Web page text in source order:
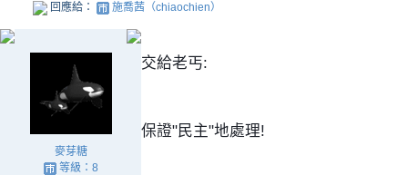
回應給： 施喬茜（chiaochien）
麥芽糖
等級：8
交給老丐:
保證"民主"地處理!